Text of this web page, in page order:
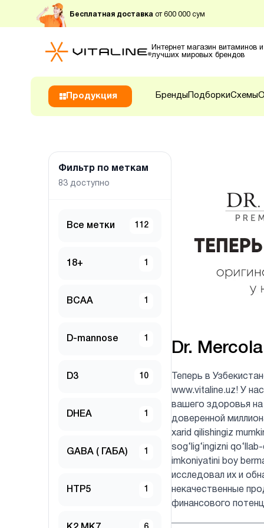
Бесплатная доставка от 600 000 сум
Интернет магазин витаминов
лучших мировых брендов
Продукция Бренды ПодборкиСхемы
Фильтр по меткам
83 доступно
Все метки 112
18+ 1
BCAA 1
D-mannose 1
D3 10
DHEA 1
GABA ( ГАБА) 1
HTP5 1
Dr. Mercola
Теперь в
www.vitaline.uz! У
вашего здоровья
доверенной
xarid qilishingiz
sog‘lig‘ingizni
imkoniyatini boy
исследовал их и
некачественные
финансового